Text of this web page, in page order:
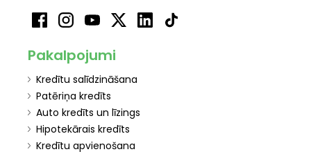
Pakalpojumi
Kredītu salīdzināšana
Patēriņa kredīts
Auto kredīts un līzings
Hipotekārais kredīts
Kredītu apvienošana